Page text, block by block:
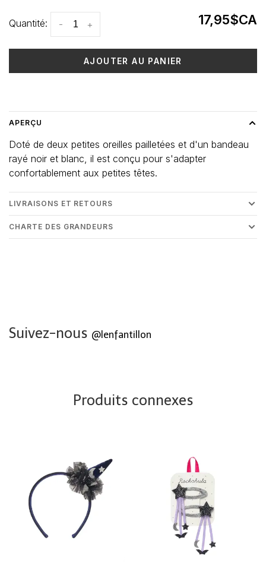
Quantité: +
- 17,95$CA
AJOUTER AU PANIER
APERÇU
Doté de deux petites oreilles pailletées et d'un bandeau
rayé noir et blanc, il est conçu pour s'adapter
confortablement aux petites têtes.
LIVRAISONS ET RETOURS
CHARTE DES GRANDEURS
Suivez-nous @lenfantillon
Produits connexes